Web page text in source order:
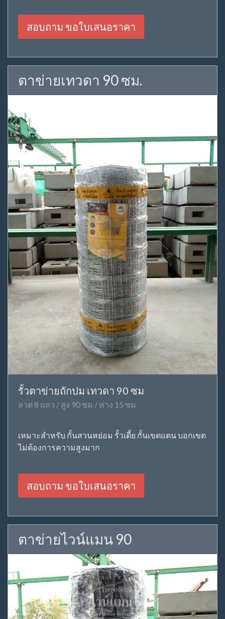
สอบถาม ขอใบเสนอราคา
ตาข่ายเทวดา 90 ซม.
รั้วตาข่ายถักปม เทวดา 90 ซม
ลวด 8 แถว / สูง 90 ซม / ห่าง 15 ซม
เหมาะสำหรับ กั้นสวนหย่อม รั้วเตี้ย กั้นเขตแดน บอกเขต
ไม่ต้องการความสูงมาก
สอบถาม ขอใบเสนอราคา
ตาข่ายไวน์แมน 90